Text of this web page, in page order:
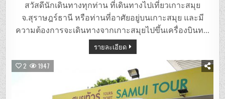
ตู้
เกาะสมุย
–
สนาม
บิน
สุราษฎร์ธานี
สวัสดีนักเดินทางทุกท่าน ที่เดินทางไปเที่ยวเกาะสมุย
จ.สุราษฎร์ธานี หรือท่านที่อาศัยอยู่บนเกาะสมุย และมี
ความต้องการจะเดินทางจากเกาะสมุยไปขึ้นเครื่องบินท…
รายละเอียด
2 1947